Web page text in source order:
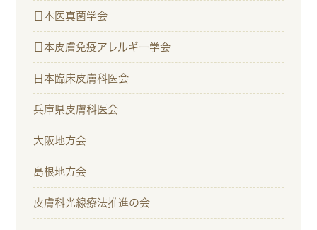
日本医真菌学会
日本皮膚免疫アレルギー学会
日本臨床皮膚科医会
兵庫県皮膚科医会
大阪地方会
島根地方会
皮膚科光線療法推進の会